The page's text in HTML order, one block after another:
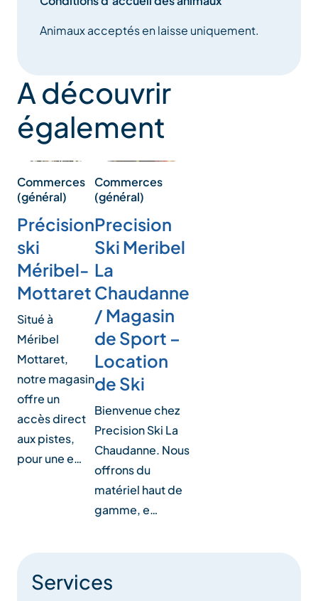
Animaux acceptés en laisse uniquement.
A découvrir
également
Commerces
(général)
Précision
ski
Méribel-
Mottaret
Situé à
Méribel
Mottaret,
notre magasin
offre un
accès direct
aux pistes,
pour une e…
Commerces
(général)
Precision
Ski Meribel
La
Chaudanne
/ Magasin
de Sport –
Location
de Ski
Bienvenue chez
Precision Ski La
Chaudanne. Nous
offrons du
matériel haut de
gamme, e…
Services